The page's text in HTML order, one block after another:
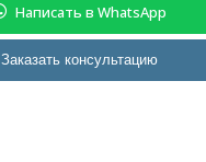
Написать в WhatsApp
Заказать консультацию